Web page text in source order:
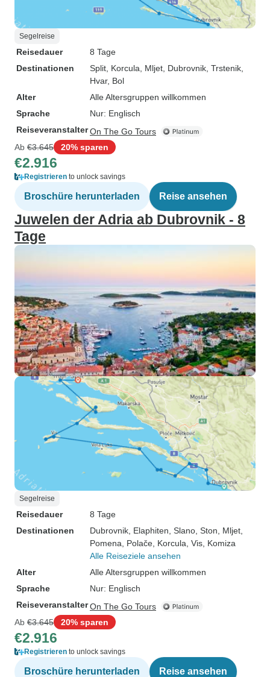
Segelreise
Reisedauer
8 Tage
Destinationen
Split , Korcula , Mljet , Dubrovnik , Trstenik
Hvar, Bol
Alter
Alle Altersgruppen willkommen
Sprache
Nur: Englisch
ReiseveranstalterOn The Go Tours
Ab €3.645 20% sparen
€2.916
Registrieren to unlock savings
Broschüre herunterladen Reise ansehen
Juwelen der Adria ab Dubrovnik - 8
Tage
Segelreise
Reisedauer
8 Tage
Destinationen
Dubrovnik , Elaphiten , Slano , Ston , Mljet
Pomena , Polače , Korcula , Vis , Komiza
Alle Reiseziele ansehen
Alter
Alle Altersgruppen willkommen
Sprache
Nur: Englisch
ReiseveranstalterOn The Go Tours
Ab €3.645 20% sparen
€2.916
Registrieren to unlock savings
Broschüre herunterladen Reise ansehen